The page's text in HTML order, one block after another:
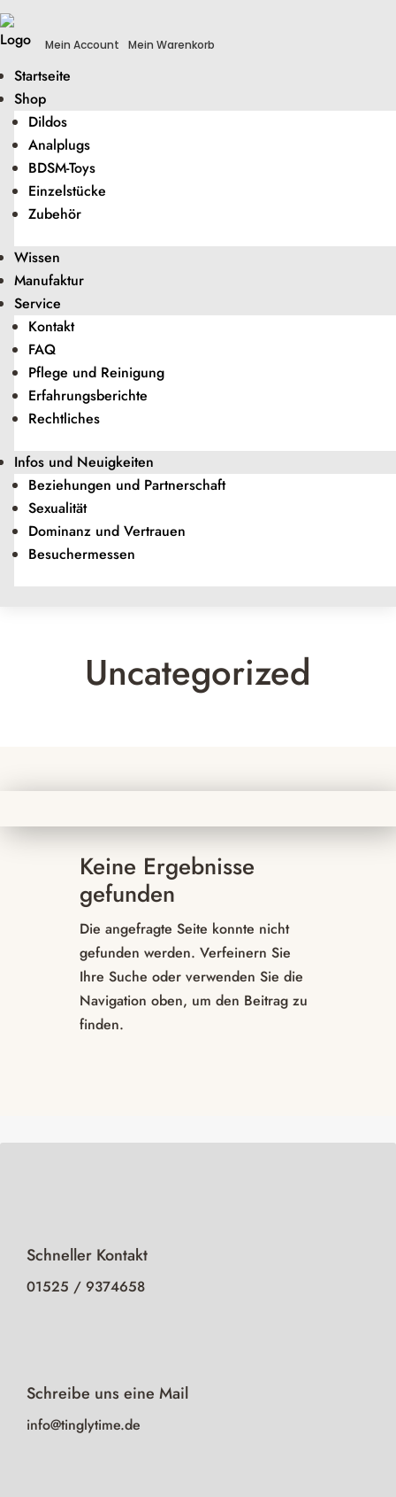
Mein Account Mein Warenkorb
Startseite
Shop
Dildos
Analplugs
BDSM-Toys
Einzelstücke
Zubehör
Wissen
Manufaktur
Service
Kontakt
FAQ
Pflege und Reinigung
Erfahrungsberichte
Rechtliches
Infos und Neuigkeiten
Beziehungen und Partnerschaft
Sexualität
Dominanz und Vertrauen
Besuchermessen
Uncategorized
Keine Ergebnisse
gefunden
Die angefragte Seite konnte nicht
gefunden werden. Verfeinern Sie
Ihre Suche oder verwenden Sie die
Navigation oben, um den Beitrag zu
finden.
Schneller Kontakt
01525 / 9374658
Schreibe uns eine Mail
info@tinglytime.de